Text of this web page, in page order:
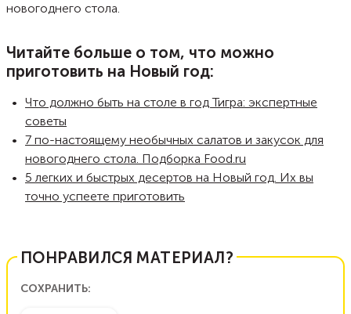
новогоднего стола.
Читайте больше о том, что можно
приготовить на Новый год:
Что должно быть на столе в год Тигра: экспертные
советы
7 по-настоящему необычных салатов и закусок для
новогоднего стола. Подборка Food.ru
5 легких и быстрых десертов на Новый год. Их вы
точно успеете приготовить
ПОНРАВИЛСЯ МАТЕРИАЛ?
СОХРАНИТЬ: